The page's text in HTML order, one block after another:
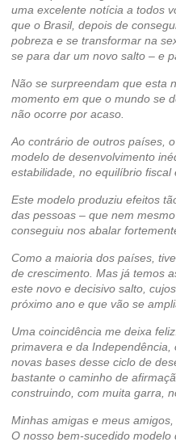
uma excelente notícia a todos
que o Brasil, depois de
pobreza e se transformar na
se para dar um novo salto – e
Não se surpreendam que esta
momento em que o mundo se
não ocorre por acaso.
Ao contrário de outros países,
modelo de desenvolvimento
estabilidade, no equilíbrio
Este modelo produziu efeitos
das pessoas – que nem
conseguiu nos abalar
Como a maioria dos países,
de crescimento. Mas já temos
este novo e decisivo salto,
próximo ano e que vão se
Uma coincidência me deixa
primavera e da
novas bases desse ciclo de
bastante o caminho de
construindo, com muita garra,
Minhas amigas e meus amigos,
O nosso bem-sucedido